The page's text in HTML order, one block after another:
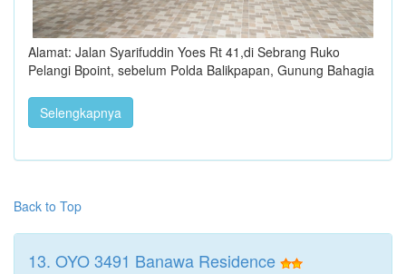
Alamat: Jalan Syarifuddin Yoes Rt 41,di Sebrang Ruko
Pelangi Bpoint, sebelum Polda Balikpapan, Gunung Bahagia
Selengkapnya
Back to Top
13. OYO 3491 Banawa Residence